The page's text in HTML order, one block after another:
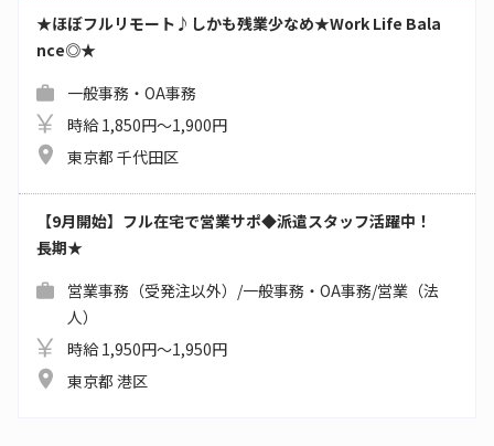
★ほぼフルリモート♪しかも残業少なめ★Work Life Bala
nce◎★
一般事務・OA事務
時給 1,850円～1,900円
東京都 千代田区
【9月開始】フル在宅で営業サポ◆派遣スタッフ活躍中！
長期★
営業事務（受発注以外）/一般事務・OA事務/営業（法
人）
時給 1,950円～1,950円
東京都 港区